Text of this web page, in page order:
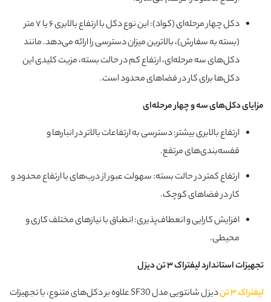
دکل چهار مرحله‌ای (کواد): این نوع دکل با ارتفاع بالابری ۶ یا ۷ متر
(بسته به سفارش)، بالاترین میزان دسترسی را ارائه می‌دهد. مانند
دکل‌های سه مرحله‌ای، ارتفاع کم در حالت بسته، مزیت کلیدی این
دکل‌ها برای کار در فضاهای محدود است.
مزایای دکل‌های سه و چهار مرحله‌ای
ارتفاع بالابری بیشتر: دسترسی به ارتفاعات بالاتر در انبارها و
قفسه‌بندی‌های مرتفع.
ارتفاع کمتر در حالت بسته: سهولت عبور از درب‌های با ارتفاع محدود و
کار در فضاهای کوچک.
افزایش کارایی و انعطاف‌پذیری: انطباق با نیازهای مختلف کاری و
محیطی.
تجهیزات استاندارد لیفتراک ۳ تن دیزل
لیفتراک ۳ تن
دیزل شانتویی مدل SF30 علاوه بر دکل‌های متنوع، با تجهیزات